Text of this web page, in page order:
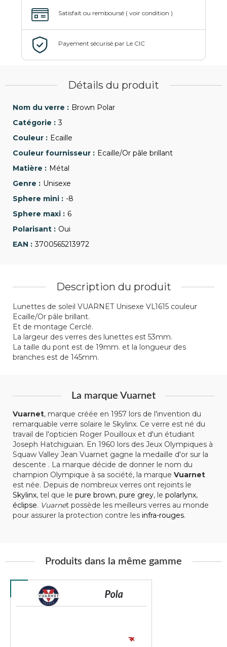
Détails du produit
Brown Polar
3
Ecaille
Ecaille/Or pâle brillant
Métal
Unisexe
-8
6
Oui
3700565213972
Description du produit
Lunettes de soleil VUARNET Unisexe VL1615 couleur
Ecaille/Or pâle brillant.
Et de montage Cerclé.
La largeur des verres des lunettes est 53mm.
La taille du pont est de 19mm. et la longueur des
branches est de 145mm.
La marque Vuarnet
Vuarnet, marque créée en 1957 lors de l'invention du
remarquable verre solaire le Skylinx. Ce verre est né du
travail de l'opticien Roger Pouilloux et d'un étudiant
Joseph Hatchiguian. En 1960 lors des Jeux Olympiques à
Squaw Valley Jean Vuarnet gagne la medaille d'or sur la
descente . La marque décide de donner le nom du
champion Olympique à sa société, la marque Vuarnet
est née. Depuis de nombreux verres ont rejoints le
Skylinx, tel que le pure brown, pure grey, le polarlynx,
éclipse. Vuarnet possède les meilleurs verres au monde
pour assurer la protection contre les infra-rouges.
Produits dans la même gamme